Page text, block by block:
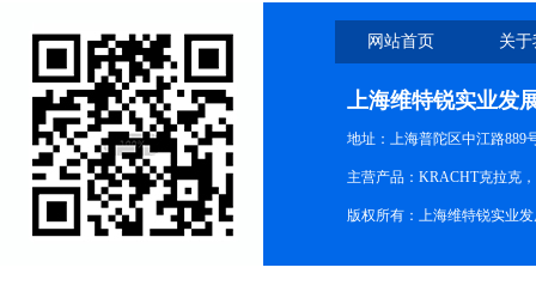
网站首页 关
上海维特锐实业发
地址：上海普陀区中江路889
主营产品：KRACHT克拉克
版权所有：上海维特锐实业